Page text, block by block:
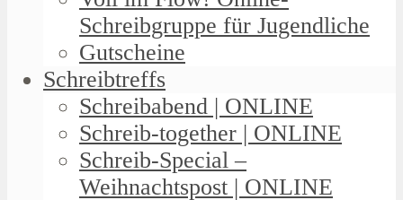
Schreibgruppe für Jugendliche
Gutscheine
Schreibtreffs
Schreibabend | ONLINE
Schreib-together | ONLINE
Schreib-Special –
Weihnachtspost | ONLINE